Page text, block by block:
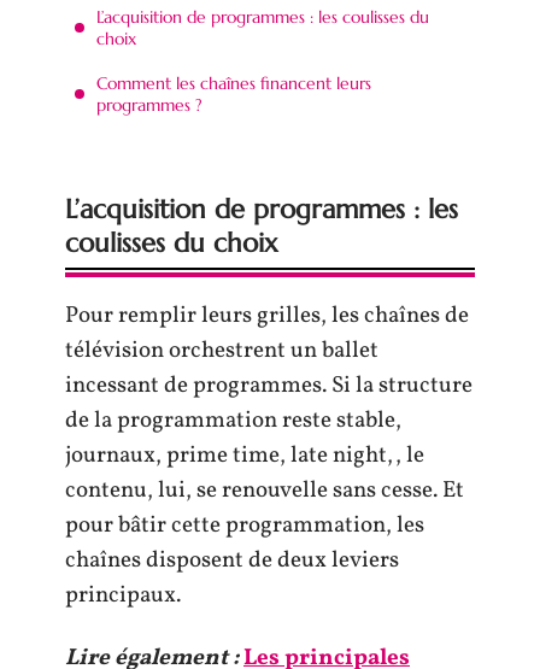
L’acquisition de programmes : les coulisses du
choix
Comment les chaînes financent leurs
programmes ?
L’acquisition de programmes : les
coulisses du choix
Pour remplir leurs grilles, les chaînes de
télévision orchestrent un ballet
incessant de programmes. Si la structure
de la programmation reste stable,
journaux, prime time, late night,, le
contenu, lui, se renouvelle sans cesse. Et
pour bâtir cette programmation, les
chaînes disposent de deux leviers
principaux.
Lire également :Les principales